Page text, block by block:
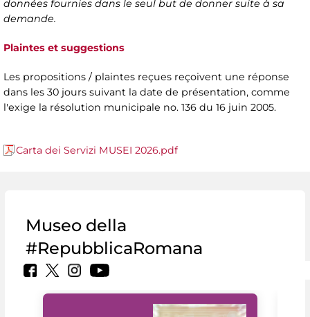
données fournies dans le seul but de donner suite à sa
demande.
Plaintes et suggestions
Les propositions / plaintes reçues reçoivent une réponse
dans les 30 jours suivant la date de présentation, comme
l'exige la résolution municipale no. 136 du 16 juin 2005.
Carta dei Servizi MUSEI 2026.pdf
Museo della
#RepubblicaRomana